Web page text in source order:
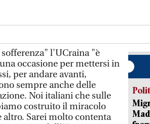
l'UCraina "è
occasione per mettersi in
per andare avanti,
sempre anche delle
Noi italiani che sulle
costruito il miracolo
Sarei molto contenta